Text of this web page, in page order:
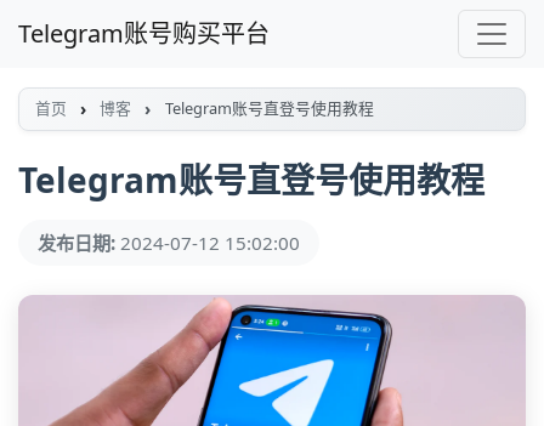
Telegram账号购买平台
首页 博客 Telegram账号直登号使用教程
Telegram账号直登号使用教程
发布日期: 2024-07-12 15:02:00